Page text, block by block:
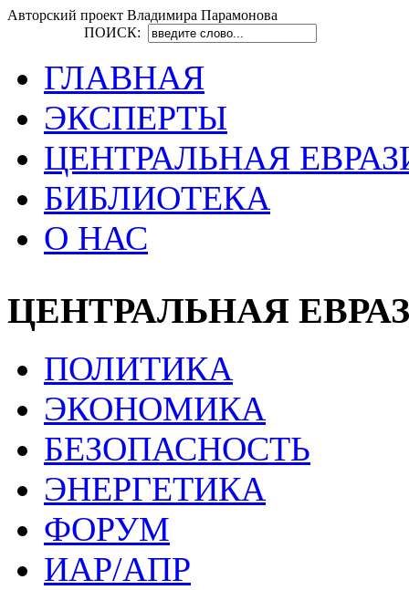
Авторский проект Владимира Парамонова
ПОИСК:
ГЛАВНАЯ
ЭКСПЕРТЫ
ЦЕНТРАЛЬНАЯ
БИБЛИОТЕКА
О НАС
ЦЕНТРАЛЬНАЯ
ПОЛИТИКА
ЭКОНОМИКА
БЕЗОПАСНОСТЬ
ЭНЕРГЕТИКА
ФОРУМ
ИАР/АПР